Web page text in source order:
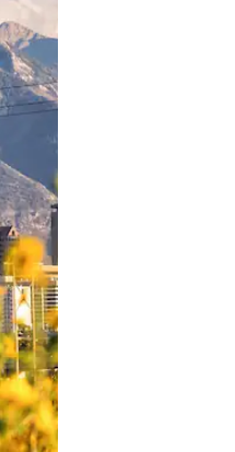
prstom po zaslonu.